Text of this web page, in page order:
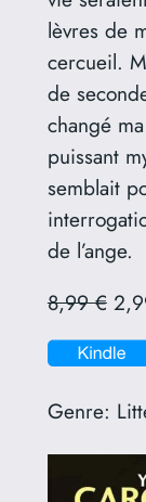
lèvres de
cercueil.
de
changé
puissant
semblait
de l’ange.
8,99 €
Genre: